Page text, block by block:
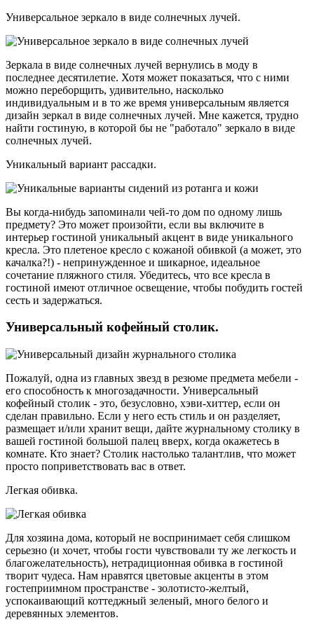
Универсальное зеркало в виде солнечных лучей.
Зеркала в виде солнечных лучей вернулись в моду в
последнее десятилетие. Хотя может показаться, что с ними
можно переборщить, удивительно, насколько
индивидуальным и в то же время универсальным является
дизайн зеркал в виде солнечных лучей. Мне кажется, трудно
найти гостиную, в которой бы не "работало" зеркало в виде
солнечных лучей.
Уникальный вариант рассадки.
Вы когда-нибудь запоминали чей-то дом по одному лишь
предмету? Это может произойти, если вы включите в
интерьер гостиной уникальный акцент в виде уникального
кресла. Это плетеное кресло с кожаной обивкой (а может, это
качалка?!) - непринужденное и шикарное, идеальное
сочетание пляжного стиля. Убедитесь, что все кресла в
гостиной имеют отличное освещение, чтобы побудить гостей
сесть и задержаться.
Универсальный кофейный столик.
Пожалуй, одна из главных звезд в резюме предмета мебели -
его способность к многозадачности. Универсальный
кофейный столик - это, безусловно, хэви-хиттер, если он
сделан правильно. Если у него есть стиль и он разделяет,
размещает и/или хранит вещи, дайте журнальному столику в
вашей гостиной большой палец вверх, когда окажетесь в
комнате. Кто знает? Столик настолько талантлив, что может
просто поприветствовать вас в ответ.
Легкая обивка.
Для хозяина дома, который не воспринимает себя слишком
серьезно (и хочет, чтобы гости чувствовали ту же легкость и
благожелательность), нетрадиционная обивка в гостиной
творит чудеса. Нам нравятся цветовые акценты в этом
гостеприимном пространстве - золотисто-желтый,
успокаивающий коттеджный зеленый, много белого и
деревянных элементов.